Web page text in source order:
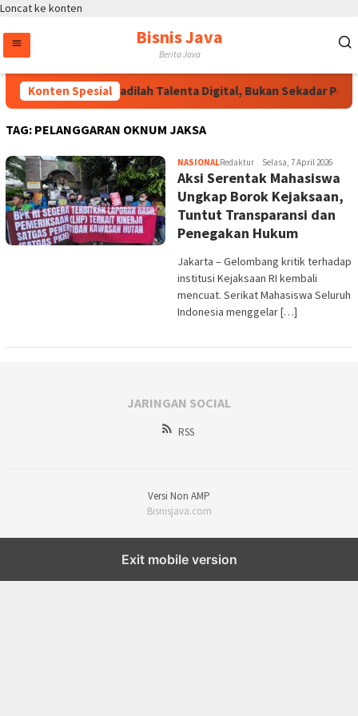
Loncat ke konten
Bisnis Java
Berita Java
Konten Spesial
Wakapolri: Jadilah Talenta Digital, Bukan Sekadar
TAG: PELANGGARAN OKNUM JAKSA
NASIONALRedaktur Selasa, 7 April 2026
Aksi Serentak Mahasiswa
Ungkap Borok Kejaksaan,
Tuntut Transparansi dan
Penegakan Hukum
Jakarta – Gelombang kritik terhadap
institusi Kejaksaan RI kembali
mencuat. Serikat Mahasiswa Seluruh
Indonesia menggelar […]
JARINGAN SOCIAL
RSS
Versi Non AMP
Bisnisjava.com
Exit mobile version